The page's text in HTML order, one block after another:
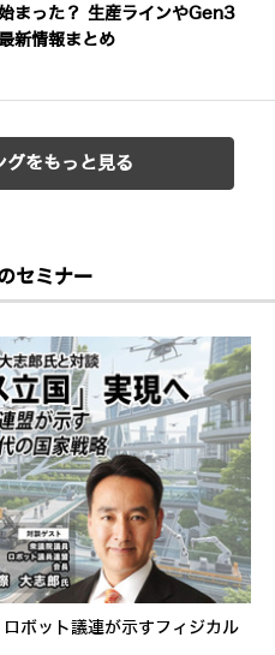
まった？ 生産ラインやGen3
新情報まとめ
グをもっと見る
セミナー
ボット議連が示すフィジカル